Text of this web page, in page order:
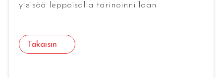
yleisöä leppoisalla tarinoinnillaan
Takaisin